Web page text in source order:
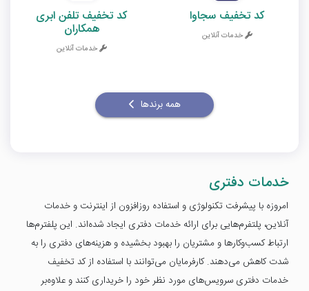
کد تخفیف سجاوا
خدمات آنلاین
کد تخفیف تلفن ابری
همکاران
خدمات آنلاین
همه برندها
خدمات دفتری
امروزه با پیشرفت تکنولوژی و استفاده روزافزون از اینترنت و خدمات
آنلاین، پلتفرم‌هایی برای ارائه خدمات دفتری ایجاد شده‌اند. این پلفترم‌ها
ارتباط کسب‌وکارها و مشتریان را بهبود بخشیده و هزینه‌های دفتری را به
شدت کاهش می‌دهند. کارفرمایان می‌توانند با استفاده از کد تخفیف
خدمات دفتری سرویس‌های مورد نظر خود را خریداری کنند و علاوه‌بر